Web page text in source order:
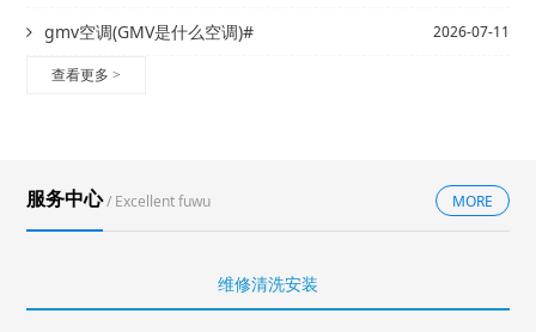
gmv空调(GMV是什么空调)# 2026-07-11
查看更多>
服务中心/ Excellent fuwu
维修清洗安装
MORE